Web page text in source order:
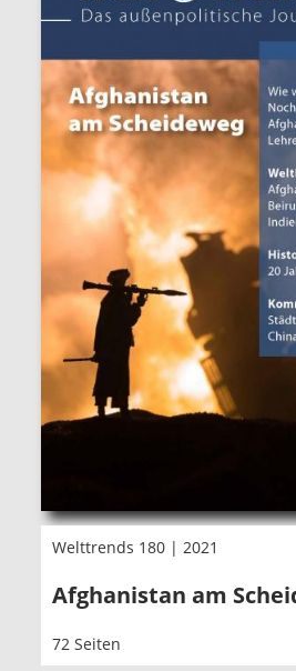
Welttrends 180 | 2021
Afghanistan am
72 Seiten